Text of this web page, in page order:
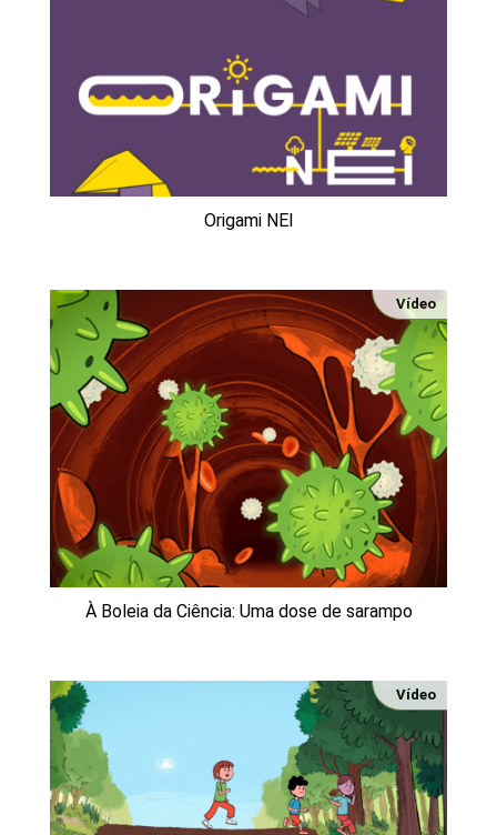
Origami NEI
À Boleia da Ciência: Uma dose de sarampo
Vídeo
Vídeo